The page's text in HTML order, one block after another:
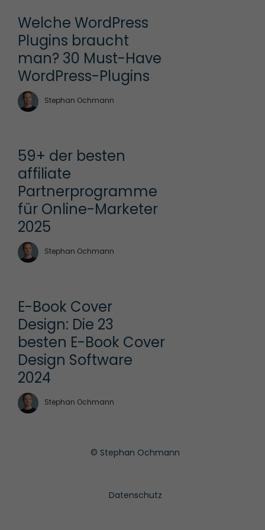
Welche WordPress
Plugins braucht
man? 30 Must-Have
WordPress-Plugins
Stephan Ochmann
59+ der besten
affiliate
Partnerprogramme
für Online-Marketer
2025
Stephan Ochmann
E-Book Cover
Design: Die 23
besten E-Book Cover
Design Software
2024
Stephan Ochmann
© Stephan Ochmann
Datenschutz